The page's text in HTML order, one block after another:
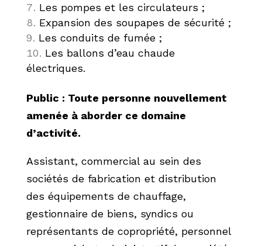
Les pompes et les circulateurs ;
Expansion des soupapes de sécurité ;
Les conduits de fumée ;
Les ballons d’eau chaude
électriques.
Public : Toute personne nouvellement
amenée à aborder ce domaine
d’activité.
Assistant, commercial au sein des
sociétés de fabrication et distribution
des équipements de chauffage,
gestionnaire de biens, syndics ou
représentants de copropriété, personnel